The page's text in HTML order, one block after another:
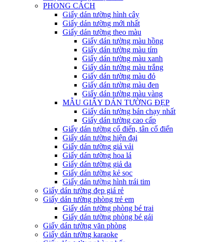
PHONG CÁCH
Giấy dán tường hình cây
Giấy dán tường mới nhất
Giấy dán tường theo màu
Giấy dán tường màu hồng
Giấy dán tường màu tím
Giấy dán tường màu xanh
Giấy dán tường màu trắng
Giấy dán tường màu đỏ
Giấy dán tường màu đen
Giấy dán tường màu vàng
MẪU GIẤY DÁN TƯỜNG ĐẸP
Giấy dán tường bán chạy nhất
Giấy dán tường cao cấp
Giấy dán tường cổ điển, tân cổ điển
Giấy dán tường hiện đại
Giấy dán tường giả vải
Giấy dán tường hoa lá
Giấy dán tường giả da
Giấy dán tường kẻ sọc
Giấy dán tường hình trái tim
Giấy dán tường đẹp giá rẻ
Giấy dán tường phòng trẻ em
Giấy dán tường phòng bé trai
Giấy dán tường phòng bé gái
Giấy dán tường văn phòng
Giấy dán tường karaoke